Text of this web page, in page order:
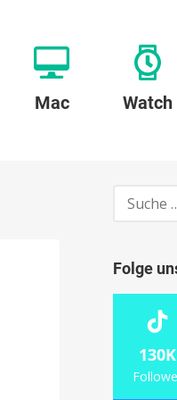
Mac Watch
Suche
Folge
130K